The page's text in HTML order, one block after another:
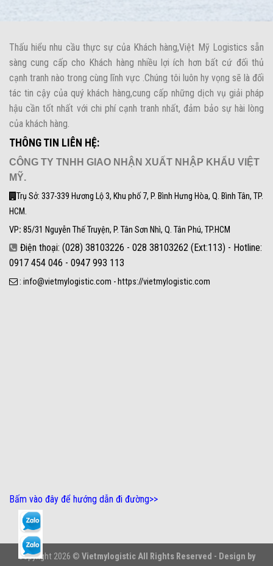
Thấu hiểu nhu cầu thực sự của Khách hàng,Việt Mỹ Logistics sẵn
sàng cung cấp cho Khách hàng nhiều lợi ích hơn bất cứ đối thủ
cạnh tranh nào trong cùng lĩnh vực .Chúng tôi luôn hy vọng sẽ là đối
tác tin cậy của quý khách hàng,cung cấp những dịch vụ giải pháp
hậu cần tốt nhất với chi phí cạnh tranh nhất, đảm bảo sự hài lòng
của khách hàng.
THÔNG TIN LIÊN HỆ:
CÔNG TY TNHH GIAO NHẬN XUẤT NHẬP KHẨU VIỆT
MỸ.
Trụ Sở: 337-339 Hương Lộ 3, Khu phố 7, P. Bình Hưng Hòa, Q. Bình Tân, TP.
HCM.
VP: 85/31 Nguyễn Thế Truyện, P. Tân Sơn Nhì, Q. Tân Phú, TP.HCM
Điện thoại: (028) 38103226 - 028 38103262 (Ext:113) - Hotline:
0917 454 046 - 0947 993 113
: info@vietmylogistic.com - https://vietmylogistic.com
Bấm vào đây để hướng dẫn đi đường>>
Copyright 2026 © Vietmylogistic All Rights Reserved - Design by